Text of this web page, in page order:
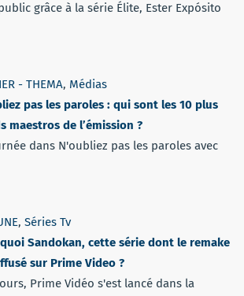
grâce à la série Élite, Ester Expósito
- THEMA, Médias
pas les paroles : qui sont les 10 plus
maestros de l’émission ?
dans N'oubliez pas les paroles avec
, Séries Tv
quoi Sandokan, cette série dont le remake
sur Prime Video ?
Prime Vidéo s'est lancé dans la